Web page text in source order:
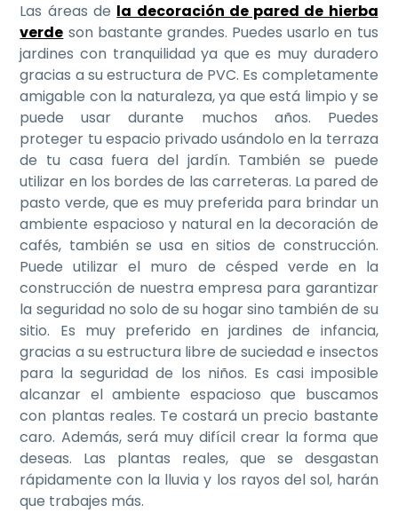
Las áreas de la decoración de pared de hierba
verde son bastante grandes. Puedes usarlo en tus
jardines con tranquilidad ya que es muy duradero
gracias a su estructura de PVC. Es completamente
amigable con la naturaleza, ya que está limpio y se
puede usar durante muchos años. Puedes
proteger tu espacio privado usándolo en la terraza
de tu casa fuera del jardín. También se puede
utilizar en los bordes de las carreteras. La pared de
pasto verde, que es muy preferida para brindar un
ambiente espacioso y natural en la decoración de
cafés, también se usa en sitios de construcción.
Puede utilizar el muro de césped verde en la
construcción de nuestra empresa para garantizar
la seguridad no solo de su hogar sino también de su
sitio. Es muy preferido en jardines de infancia,
gracias a su estructura libre de suciedad e insectos
para la seguridad de los niños. Es casi imposible
alcanzar el ambiente espacioso que buscamos
con plantas reales. Te costará un precio bastante
caro. Además, será muy difícil crear la forma que
deseas. Las plantas reales, que se desgastan
rápidamente con la lluvia y los rayos del sol, harán
que trabajes más.